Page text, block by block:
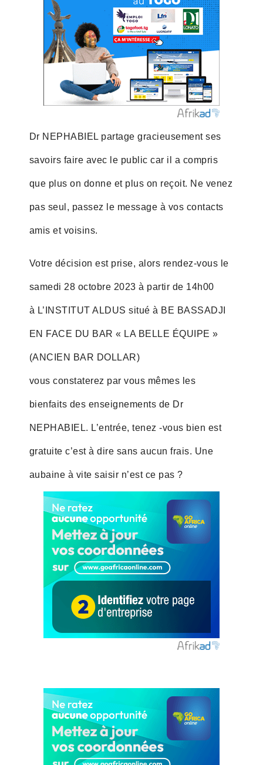
Dr NEPHABIEL partage gracieusement ses
savoirs faire avec le public car il a compris
que plus on donne et plus on reçoit. Ne venez
pas seul, passez le message à vos contacts
amis et voisins.
Votre décision est prise, alors rendez-vous le
samedi 28 octobre 2023 à partir de 14h00
à L’INSTITUT ALDUS situé à BE BASSADJI
EN FACE DU BAR « LA BELLE ÉQUIPE »
(ANCIEN BAR DOLLAR)
vous constaterez par vous mêmes les
bienfaits des enseignements de Dr
NEPHABIEL. L’entrée, tenez -vous bien est
gratuite c’est à dire sans aucun frais. Une
aubaine à vite saisir n’est ce pas ?